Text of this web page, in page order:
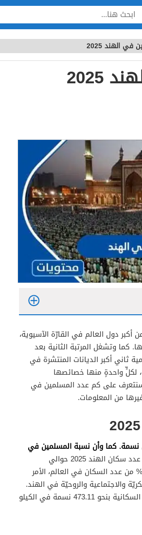
الهند 2025
دول العالم في القارّة الآسيوية،
كما وتشغل المرتبة الثانية بعد
ثاني أكبر الديانات المنتشرة في
والتي يزيد عددها عن 900 ديانة، لكلٍّ واحدةٍ منها خصائصها
على كم عدد المسلمين في
200 مليون نسمة. كما وأن نسبة المسلمين في
حيث يبلغ عدد سكان الهند 2025 حوالي
1.406.631.776 مليار نسمة. بينما يشكّلون حوالي 17.88% من عدد السكان في العالم، الأمر
والاجتماعية والروحيّة في الهند.
كما ويبلغ معدل الزيادة السنوية 1.00%، وتقدر الكثافة السكانية بنحو 473.11 نسمة في الكيلو